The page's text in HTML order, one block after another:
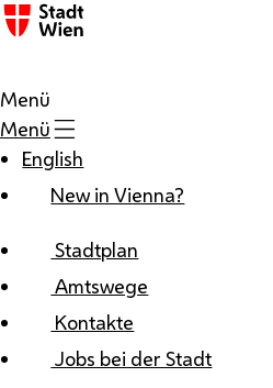
Zum Inhalt
Menü
Menü
English
New in Vienna?
Stadtplan
Amtswege
Kontakte
Jobs bei der Stadt